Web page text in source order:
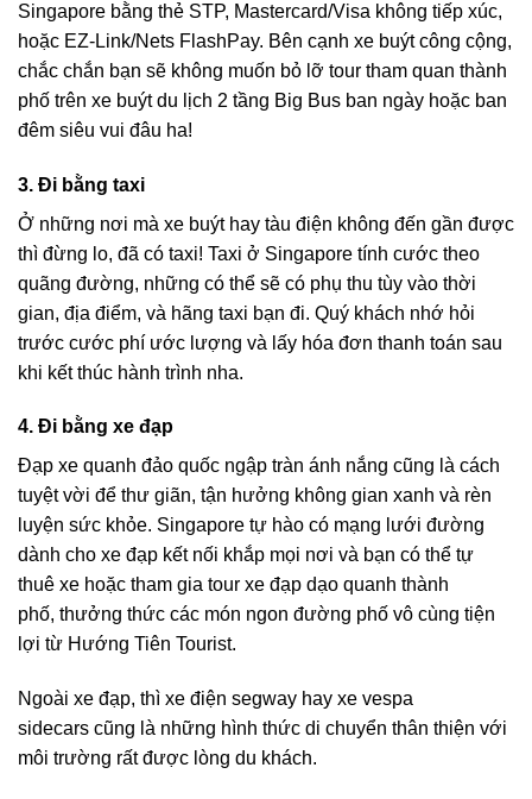
Singapore bằng thẻ STP, Mastercard/Visa không tiếp xúc,
hoặc EZ-Link/Nets FlashPay. Bên cạnh xe buýt công cộng,
chắc chắn bạn sẽ không muốn bỏ lỡ tour tham quan thành
phố trên xe buýt du lịch 2 tầng Big Bus ban ngày hoặc ban
đêm siêu vui đâu ha!
3. Đi bằng taxi
Ở những nơi mà xe buýt hay tàu điện không đến gần được
thì đừng lo, đã có taxi! Taxi ở Singapore tính cước theo
quãng đường, những có thể sẽ có phụ thu tùy vào thời
gian, địa điểm, và hãng taxi bạn đi. Quý khách nhớ hỏi
trước cước phí ước lượng và lấy hóa đơn thanh toán sau
khi kết thúc hành trình nha.
4. Đi bằng xe đạp
Đạp xe quanh đảo quốc ngập tràn ánh nắng cũng là cách
tuyệt vời để thư giãn, tận hưởng không gian xanh và rèn
luyện sức khỏe. Singapore tự hào có mạng lưới đường
dành cho xe đạp kết nối khắp mọi nơi và bạn có thể tự
thuê xe hoặc tham gia tour xe đạp dạo quanh thành
phố, thưởng thức các món ngon đường phố vô cùng tiện
lợi từ Hướng Tiên Tourist.
Ngoài xe đạp, thì xe điện segway hay xe vespa
sidecars cũng là những hình thức di chuyển thân thiện với
môi trường rất được lòng du khách.